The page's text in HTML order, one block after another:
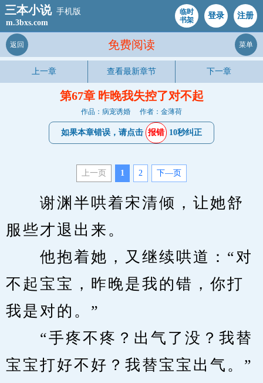
三本小说 手机版
m.3bxs.com
临时
书架
登录 注册
免费阅读
返回 菜单
上一章 查看最新章节 下一章
第67章 昨晚我失控了对不起
作品：病宠诱婚 作者：金薄荷
如果本章错误，请点击 报错 10秒纠正
上一页 1 2 下—页
谢渊半哄着宋清倾，让她舒
服些才退出来。
他抱着她，又继续哄道：“对
不起宝宝，昨晚是我的错，你打
我是对的。”
“手疼不疼？出气了没？我替
宝宝打好不好？我替宝宝出气。”